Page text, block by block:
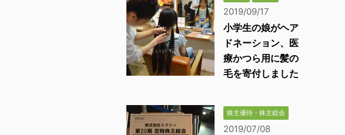
2019/09/17
小学生の娘がヘア
ドネーション、医
療かつら用に髪の
毛を寄付しました
株主優待・株主総会
2019/07/08